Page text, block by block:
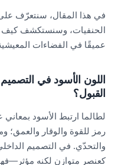
في هذا المقال، سنتعرّف
الحنفيات، وسنستكشف كيف
عميقًا في الفضاءات
اللون الأسود في
القبول؟
لطالما ارتبط الأسود
رمز للقوة والوقار
والتحدّي. في التصميم
كعنصر متوازن لكنه